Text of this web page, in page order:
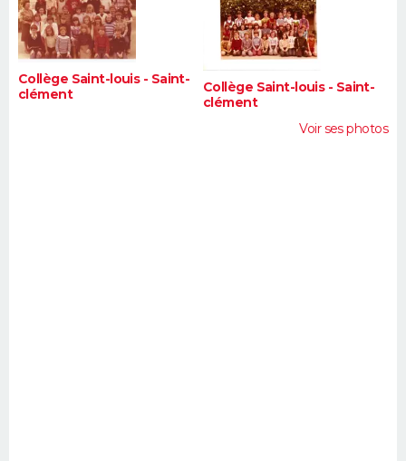
FORUM
Bricolage
Lifestyle
Culture
Sport
Auto
Television
Voyage
Cinema
Collège Saint-louis - Saint-
clément
Collège Saint-louis - Saint-
clément
Voir ses photos